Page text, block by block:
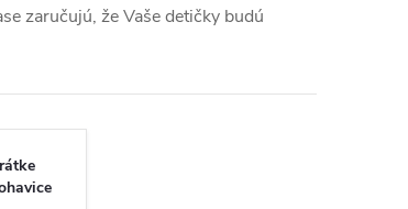
zaručujú, že Vaše detičky budú